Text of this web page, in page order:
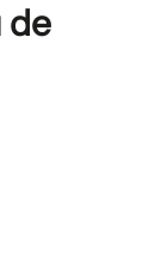
de